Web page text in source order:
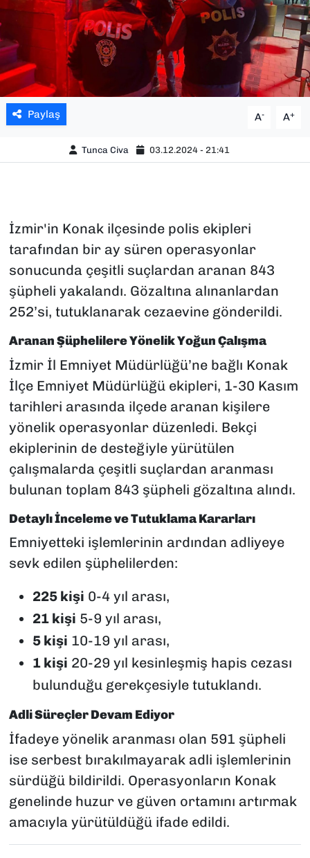
Paylaş A- A+
Tunca Civa 03.12.2024 - 21:41
İzmir'in Konak ilçesinde polis ekipleri
tarafından bir ay süren operasyonlar
sonucunda çeşitli suçlardan aranan 843
şüpheli yakalandı. Gözaltına alınanlardan
252’si, tutuklanarak cezaevine gönderildi.
Aranan Şüphelilere Yönelik Yoğun Çalışma
İzmir İl Emniyet Müdürlüğü’ne bağlı Konak
İlçe Emniyet Müdürlüğü ekipleri, 1-30 Kasım
tarihleri arasında ilçede aranan kişilere
yönelik operasyonlar düzenledi. Bekçi
ekiplerinin de desteğiyle yürütülen
çalışmalarda çeşitli suçlardan aranması
bulunan toplam 843 şüpheli gözaltına alındı.
Detaylı İnceleme ve Tutuklama Kararları
Emniyetteki işlemlerinin ardından adliyeye
sevk edilen şüphelilerden:
225 kişi 0-4 yıl arası,
21 kişi 5-9 yıl arası,
5 kişi 10-19 yıl arası,
1 kişi 20-29 yıl kesinleşmiş hapis cezası
bulunduğu gerekçesiyle tutuklandı.
Adli Süreçler Devam Ediyor
İfadeye yönelik aranması olan 591 şüpheli
ise serbest bırakılmayarak adli işlemlerinin
sürdüğü bildirildi. Operasyonların Konak
genelinde huzur ve güven ortamını artırmak
amacıyla yürütüldüğü ifade edildi.
YAŞAM
YEREL YÖNETİMLER